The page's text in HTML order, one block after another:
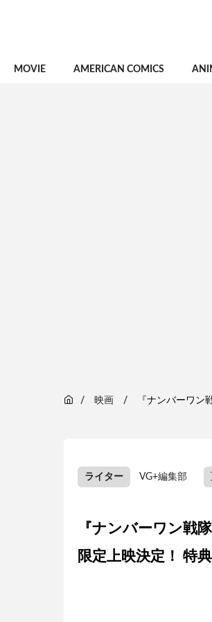
MOVIE AMERICAN COMICS
映画 『ナンバーワ
ライター VG+編集部
『ナンバーワン戦
限定上映決定！ 特